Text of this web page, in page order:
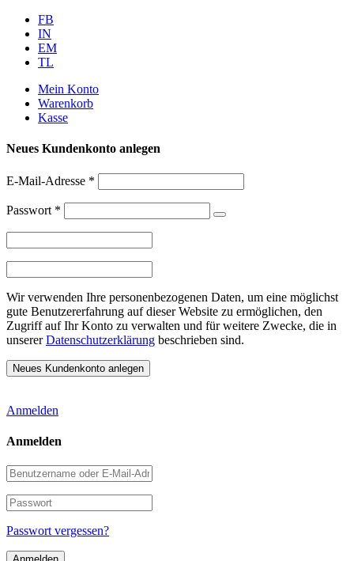
Weiter
zum
Inhalt
FB
IN
EM
TL
Mein Konto
Warenkorb
Kasse
Neues Kundenkonto anlegen
E-Mail-Adresse *
Passwort *
Wir verwenden Ihre personenbezogenen Daten, um eine möglichst
gute Benutzererfahrung auf dieser Website zu ermöglichen, den
Zugriff auf Ihr Konto zu verwalten und für weitere Zwecke, die in
unsererDatenschutzerklärung beschrieben sind.
Anmelden
Anmelden
Benutzername
oder
E-
Mail-
Adresse
Passwort
Passwort vergessen?